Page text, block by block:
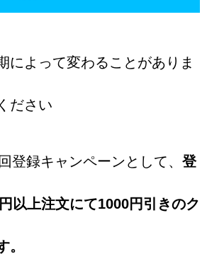
によって変わることがありま
ださい
登録キャンペーンとして、 登
以上注文にて1000円引きのク
。